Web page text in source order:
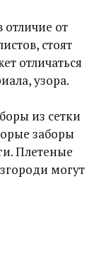
отличие от
стоят
отличаться
узора.
из сетки
заборы
Плетеные
могут